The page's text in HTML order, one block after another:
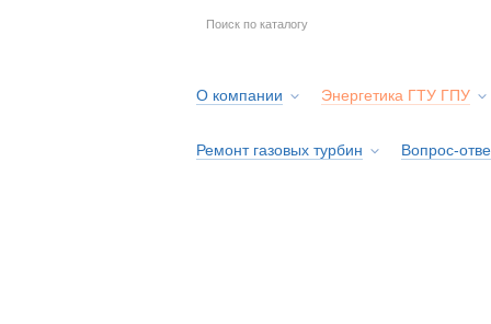
О компании Энергетика ГТУ ГПУ
Ремонт газовых турбин Вопрос-